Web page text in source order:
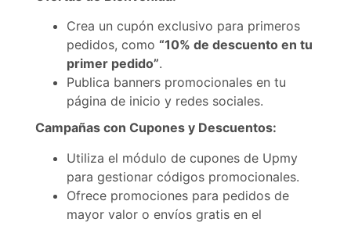
Crea un cupón exclusivo para primeros
pedidos, como “10% de descuento en tu
primer pedido”.
Publica banners promocionales en tu
página de inicio y redes sociales.
Campañas con Cupones y Descuentos:
Utiliza el módulo de cupones de Upmy
para gestionar códigos promocionales.
Ofrece promociones para pedidos de
mayor valor o envíos gratis en el